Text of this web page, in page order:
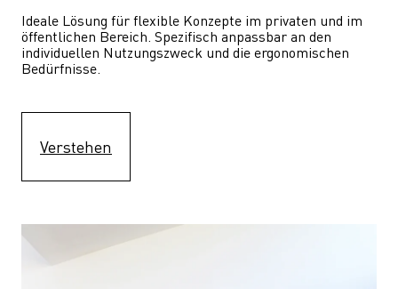
Ideale Lösung für flexible Konzepte im privaten und im
öffentlichen Bereich. Spezifisch anpassbar an den
individuellen Nutzungszweck und die ergonomischen
Bedürfnisse.
Verstehen